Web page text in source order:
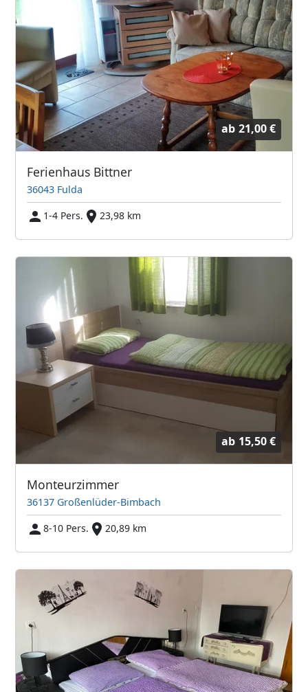
ab 21,00 €
Ferienhaus Bittner
36043 Fulda
1-4 Pers.
23,98 km
ab 15,50 €
Monteurzimmer
36137 Großenlüder-Bimbach
8-10 Pers.
20,89 km